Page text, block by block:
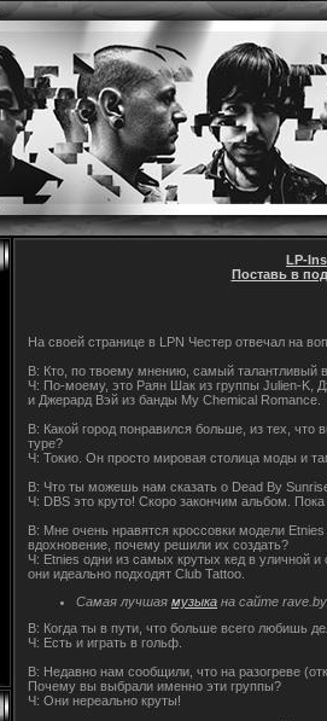
LP-
Поставь в
На своей странице в LPN Честер отвечал на
В: Кто, по твоему мнению, самый талантливый
Ч: По-моему, это Раян Шак из группы Julien-K,
и Джерард Вэй из банды My Chemical Romance.
В: Какой город понравился больше, из тех, что
туре?
Ч: Токио. Он просто мировая столица моды и
В: Что ты можешь нам сказать о Dead By
Ч: DBS это круто! Скоро закончим альбом.
В: Мне очень нравятся кроссовки модели
вдохновение, почему решили их создать?
Ч: Etnies одни из самых крутых кед в уличной и
они идеально подходят Club Tattoo.
Самая лучшая музыка на сайте rave.by
В: Когда ты в пути, что больше всего любишь
Ч: Есть и играть в гольф.
В: Недавно нам сообщили, что на разогреве
Почему вы выбрали именно эти группы?
Ч: Они нереально круты!